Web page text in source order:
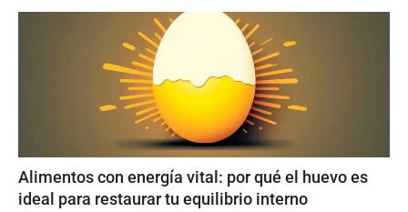
Alimentos con energía vital: por qué el huevo es
ideal para restaurar tu equilibrio interno